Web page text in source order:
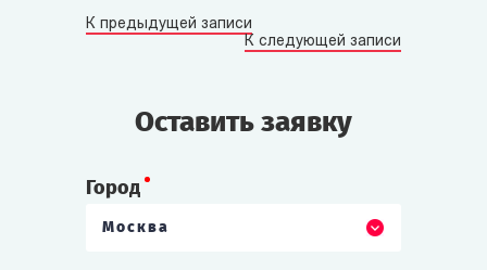
К предыдущей записи
К следующей записи
Оставить заявку
Город
Москва